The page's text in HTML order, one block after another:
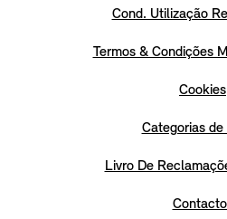
Cond. Utilização
Termos & Condições
Cookies
Categorias de
Livro De